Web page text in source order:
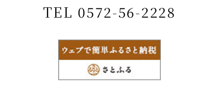
TEL 0572-56-2228